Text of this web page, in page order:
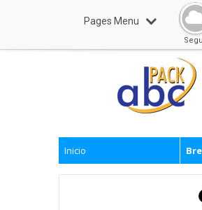
Pages Menu
Inicio